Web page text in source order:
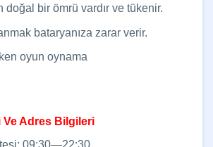
doğal bir ömrü vardır ve tükenir.
bataryanıza zarar verir.
oyun oynama
Ve Adres Bilgileri
09:30—22:30